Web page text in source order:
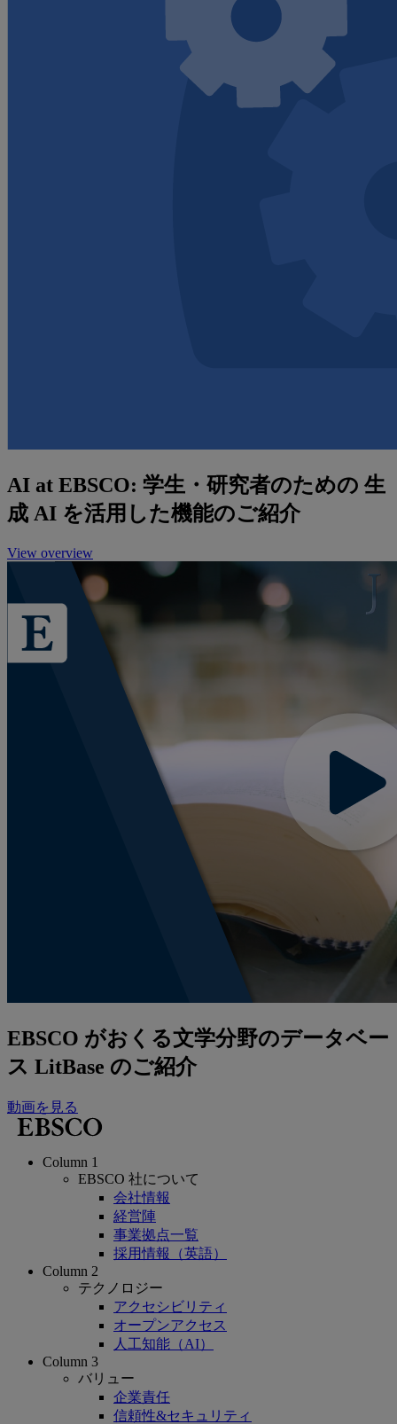
AI at EBSCO: 学生・研究者のための 生
成 AI を活用した機能のご紹介
View overview
EBSCO がおくる文学分野のデータベー
ス LitBase のご紹介
動画を見る
Column 1
EBSCO 社について
会社情報
経営陣
事業拠点一覧
採用情報（英語）
Column 2
テクノロジー
アクセシビリティ
オープンアクセス
人工知能（AI）
Column 3
バリュー
企業責任
信頼性&セキュリティ